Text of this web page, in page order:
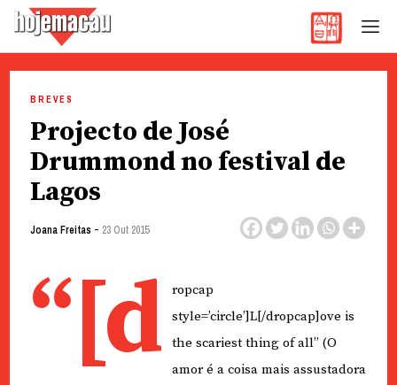
content
BREVES
Projecto de José
Drummond no festival de
Lagos
Joana Freitas - 23 Out 2015
“[d
ropcap
style=’circle’]L[/dropcap]ove is
the scariest thing of all” (O
amor é a coisa mais assustadora